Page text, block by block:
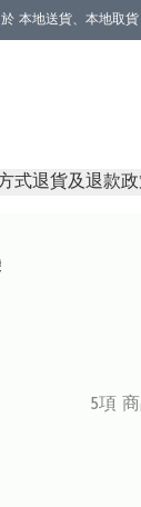
本地送貨、本地取
式退貨及退款政
5項